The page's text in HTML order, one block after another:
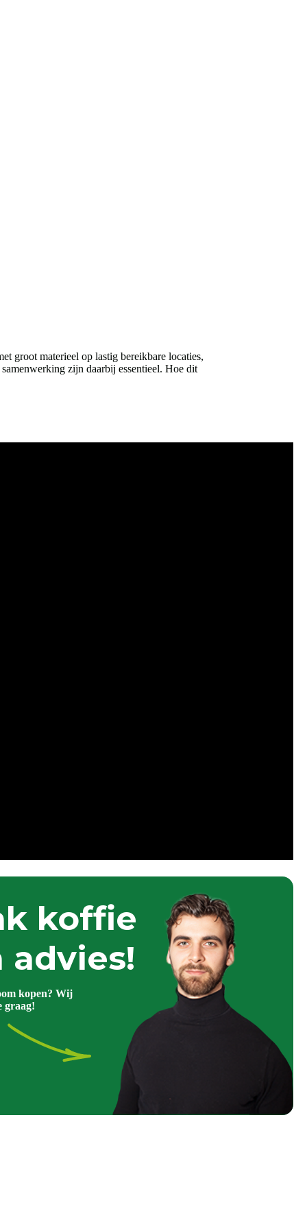
groot materieel op lastig bereikbare locaties,
zijn daarbij essentieel. Hoe dit
koffie
advies!
kopen? Wij
graag!